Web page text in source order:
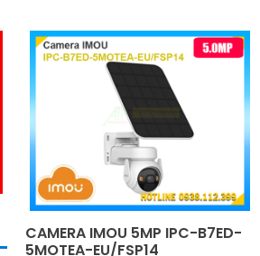
công nghệ...
CAMERA IMOU 5MP IPC-B7ED-
5MOTEA-EU/FSP14